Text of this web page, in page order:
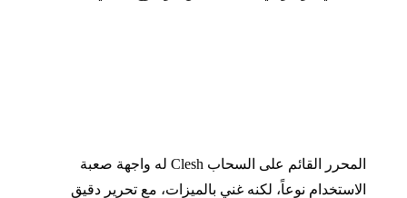
المحرر القائم على السحاب Clesh له واجهة صعبة
الاستخدام نوعاً، لكنه غني بالميزات، مع تحرير دقيق